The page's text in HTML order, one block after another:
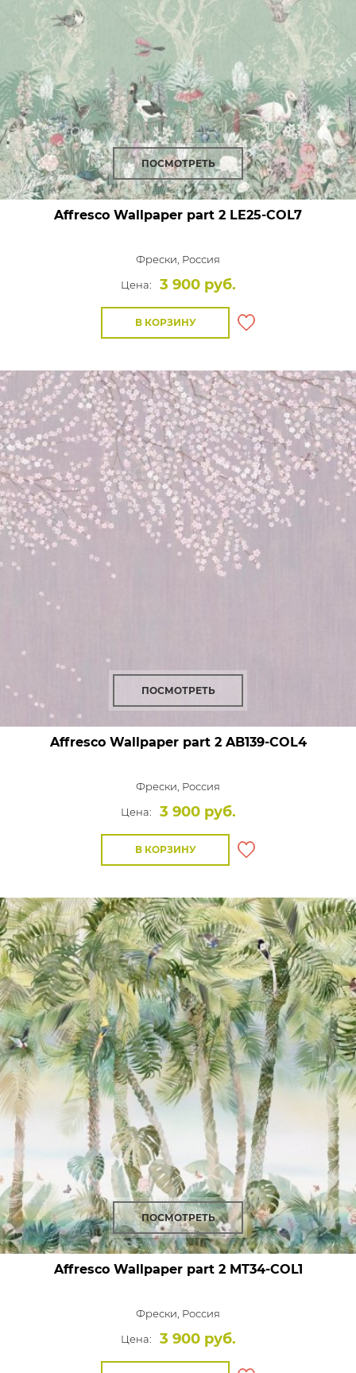
ПОСМОТРЕТЬ
Affresco Wallpaper part 2 LE25-COL7
Фрески, Россия
Цена:
3 900 руб.
В КОРЗИНУ
ПОСМОТРЕТЬ
Affresco Wallpaper part 2AB139-COL4
Фрески, Россия
Цена:
3 900 руб.
В КОРЗИНУ
ПОСМОТРЕТЬ
Affresco Wallpaper part 2MT34-COL1
Фрески, Россия
Цена:
3 900 руб.